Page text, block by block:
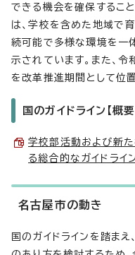
できる機会を確保するこ
は、学校を含めた地域で
続可能で多様な環境を一
示されています。また、
を改革推進期間として位
国のガイドライン【概要
学校部活動および新
る総合的なガイドライ
名古屋市の動き
国のガイドラインを踏ま